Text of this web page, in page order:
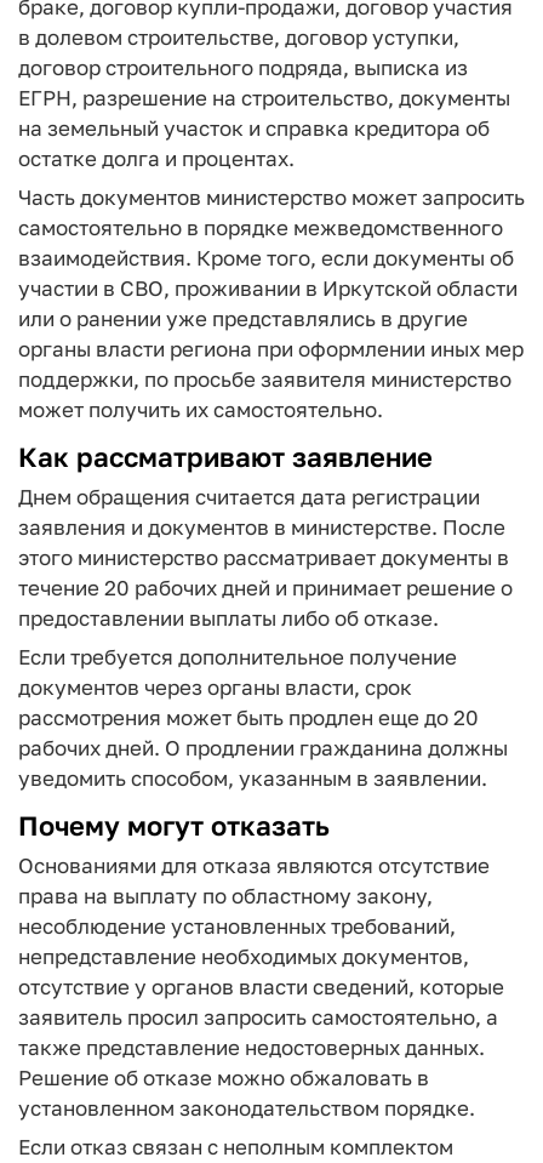
браке, договор купли-продажи, договор участия
в долевом строительстве, договор уступки,
договор строительного подряда, выписка из
ЕГРН, разрешение на строительство, документы
на земельный участок и справка кредитора об
остатке долга и процентах.
Часть документов министерство может запросить
самостоятельно в порядке межведомственного
взаимодействия. Кроме того, если документы об
участии в СВО, проживании в Иркутской области
или о ранении уже представлялись в другие
органы власти региона при оформлении иных мер
поддержки, по просьбе заявителя министерство
может получить их самостоятельно.
Как рассматривают заявление
Днем обращения считается дата регистрации
заявления и документов в министерстве. После
этого министерство рассматривает документы в
течение 20 рабочих дней и принимает решение о
предоставлении выплаты либо об отказе.
Если требуется дополнительное получение
документов через органы власти, срок
рассмотрения может быть продлен еще до 20
рабочих дней. О продлении гражданина должны
уведомить способом, указанным в заявлении.
Почему могут отказать
Основаниями для отказа являются отсутствие
права на выплату по областному закону,
несоблюдение установленных требований,
непредставление необходимых документов,
отсутствие у органов власти сведений, которые
заявитель просил запросить самостоятельно, а
также представление недостоверных данных.
Решение об отказе можно обжаловать в
установленном законодательством порядке.
Если отказ связан с неполным комплектом